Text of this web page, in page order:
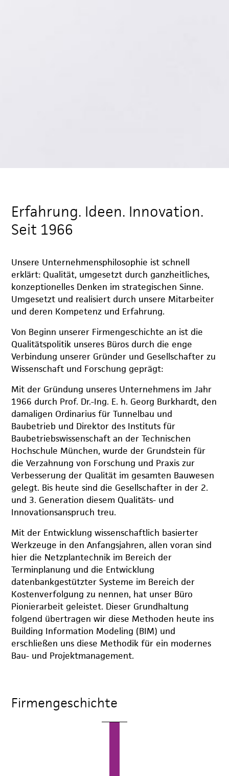
Erfahrung. Ideen. Innovation.
Seit 1966
Unsere Unternehmensphilosophie ist schnell
erklärt: Qualität, umgesetzt durch ganzheitliches,
konzeptionelles Denken im strategischen Sinne.
Umgesetzt und realisiert durch unsere Mitarbeiter
und deren Kompetenz und Erfahrung.
Von Beginn unserer Firmengeschichte an ist die
Qualitätspolitik unseres Büros durch die enge
Verbindung unserer Gründer und Gesellschafter zu
Wissenschaft und Forschung geprägt:
Mit der Gründung unseres Unternehmens im Jahr
1966 durch Prof. Dr.-Ing. E. h. Georg Burkhardt, den
damaligen Ordinarius für Tunnelbau und
Baubetrieb und Direktor des Instituts für
Baubetriebswissenschaft an der Technischen
Hochschule München, wurde der Grundstein für
die Verzahnung von Forschung und Praxis zur
Verbesserung der Qualität im gesamten Bauwesen
gelegt. Bis heute sind die Gesellschafter in der 2.
und 3. Generation diesem Qualitäts- und
Innovationsanspruch treu.
Mit der Entwicklung wissenschaftlich basierter
Werkzeuge in den Anfangsjahren, allen voran sind
hier die Netzplantechnik im Bereich der
Terminplanung und die Entwicklung
datenbankgestützter Systeme im Bereich der
Kostenverfolgung zu nennen, hat unser Büro
Pionierarbeit geleistet. Dieser Grundhaltung
folgend übertragen wir diese Methoden heute ins
Building Information Modeling (BIM) und
erschließen uns diese Methodik für ein modernes
Bau- und Projektmanagement.
Firmengeschichte